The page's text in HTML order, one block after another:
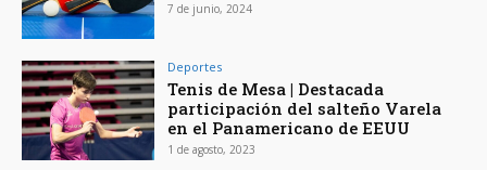
7 de junio, 2024
Deportes
Tenis de Mesa | Destacada
participación del salteño Varela
en el Panamericano de EEUU
1 de agosto, 2023